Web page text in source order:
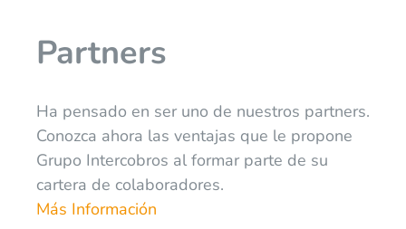
Partners
Ha pensado en ser uno de nuestros partners.
Conozca ahora las ventajas que le propone
Grupo Intercobros al formar parte de su
cartera de colaboradores.
Más Información